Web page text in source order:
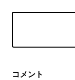
コメント